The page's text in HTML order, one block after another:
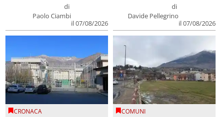
di
Paolo Ciambi
il 07/08/2026
di
Davide Pellegrino
il 07/08/2026
CRONACA COMUNI